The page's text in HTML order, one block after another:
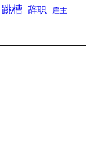
跳槽 辞职 雇主